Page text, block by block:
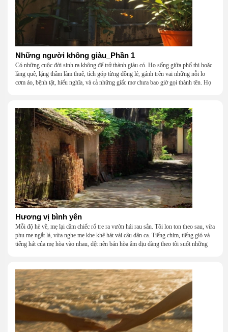
Những người không giàu_Phần 1
Có những cuộc đời sinh ra không để trở thành giàu có. Họ sống giữa phố thị hoặc
làng quê, lặng thầm làm thuê, tích góp từng đồng lẻ, gánh trên vai những nỗi lo
cơm áo, bệnh tật, hiếu nghĩa, và cả những giấc mơ chưa bao giờ gọi thành tên. Họ
một mái nhà bằng lòng thương, bằng sự nhẫn nại và một niềm tin cũ kỹ rằng: dẫu
nghèo đến đâu, cũng còn có nhau để quay về.
Hương vị bình yên
Mỗi độ hè về, mẹ lại cầm chiếc rổ tre ra vườn hái rau sắn. Tôi lon ton theo sau, vừa
phụ mẹ ngắt lá, vừa nghe mẹ khe khẽ hát vài câu dân ca. Tiếng chim, tiếng gió và
tiếng hát của mẹ hòa vào nhau, dệt nên bản hòa âm dịu dàng theo tôi suốt những